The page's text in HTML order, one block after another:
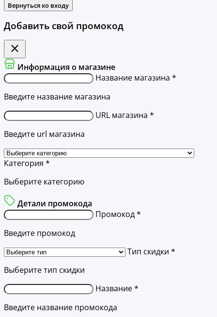
Вернуться ко входу
Добавить свой промокод
Информация о магазине
Название магазина *
Введите название магазина
URL магазина *
Введите url магазина
Категория *
Выберите категорию
Детали промокода
Промокод *
Введите промокод
Тип скидки *
Выберите тип скидки
Название *
Введите название промокода